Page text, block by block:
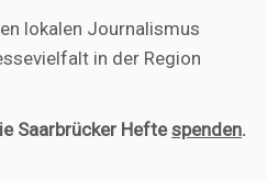
lokalen Journalismus
in der Region
Saarbrücker Heftespenden.